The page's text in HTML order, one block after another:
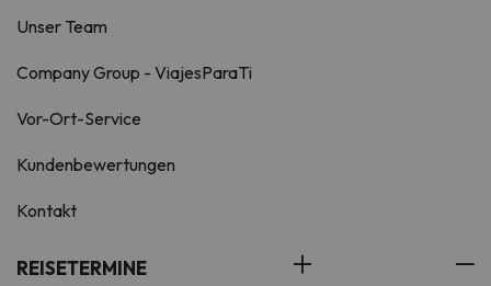
Unser Team
Company Group - ViajesParaTi
Vor-Ort-Service
Kundenbewertungen
Kontakt
REISETERMINE